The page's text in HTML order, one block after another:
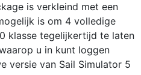
is verkleind met een
is om 4 volledige
klasse tegelijkertijd te laten
u in kunt loggen
versie van Sail Simulator 5